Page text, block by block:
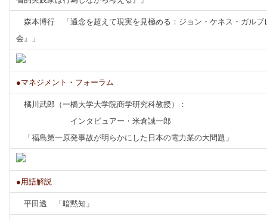
森本博行 「通念を超えて現実を見極める：ジョン・ケネス・ガルブ
会』」
●マネジメント・フォーラム
橘川武郎（一橋大学大学院商学研究科教授）：
インタビュアー・米倉誠一郎
「福島第一原発事故が明らかにした日本の電力業の大問題」
●用語解説
平田透 「暗黙知」